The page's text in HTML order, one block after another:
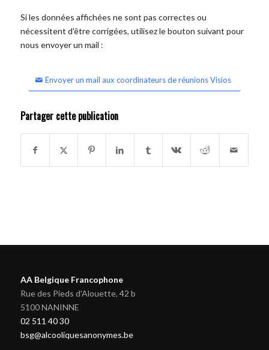
Si les données affichées ne sont pas correctes ou
nécessitent d'être corrigées, utilisez le bouton suivant pour
nous envoyer un mail :
Envoyer un mail aux coordinateurs de réunions Visios
Partager cette publication
AA Belgique Francophone
Rue des Pieds d'Alouette, 42 b
5100 NANINNE
02 511 40 30
bsg@alcooliquesanonymes.be